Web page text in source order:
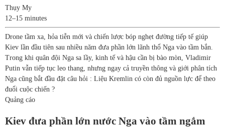
Thụy My
12–15 minutes
Drone tầm xa, hỏa tiễn mới và chiến lược bóp nghẹt đường tiếp tế giúp
Kiev lần đầu tiên sau nhiều năm đưa phần lớn lãnh thổ Nga vào tầm bắn.
Trong khi quân đội Nga sa lầy, kinh tế và hậu cần bị bào mòn, Vladimir
Putin vẫn tiếp tục leo thang, nhưng ngay cả truyền thông và giới phân tích
Nga cũng bắt đầu đặt câu hỏi : Liệu Kremlin có còn đủ nguồn lực để theo
đuổi cuộc chiến ?
Quảng cáo
Kiev đưa phần lớn nước Nga vào tầm ngắm